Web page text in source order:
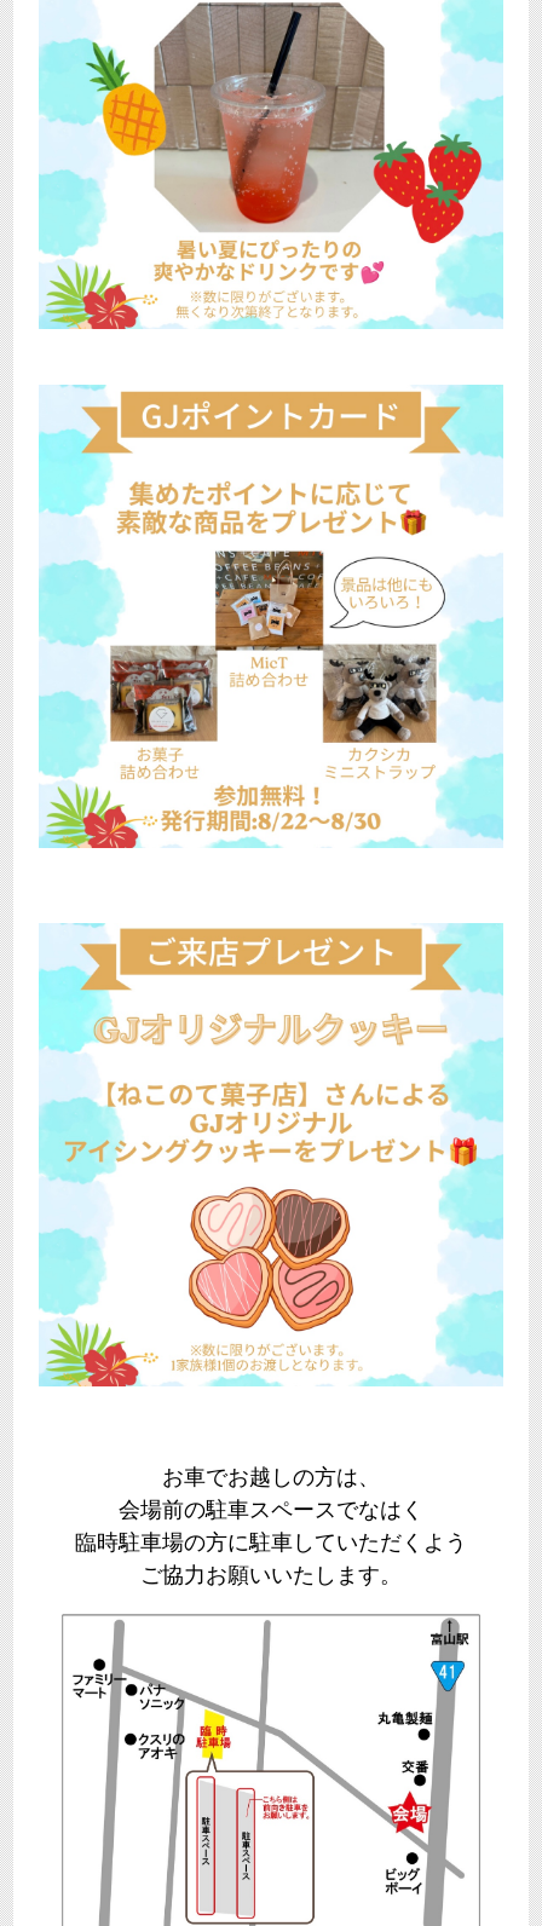
お車でお越しの方は、
会場前の駐車スペースでなはく
臨時駐車場の方に駐車していただくよう
ご協力お願いいたします。